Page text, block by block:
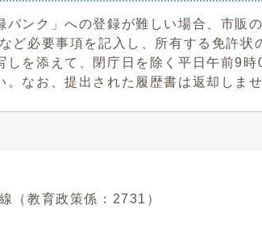
バンク」への登録が難しい場合、市販
ど必要事項を記入し、所有する免許
しを添えて、閉庁日を除く平日午前9
。なお、提出された履歴書は返却しま
教育政策係：2731）